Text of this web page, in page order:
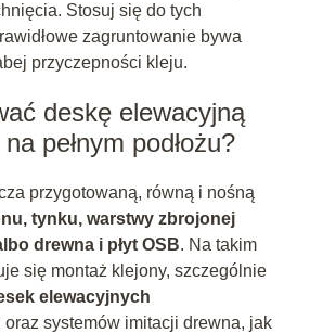
Stosuj się do tych
zagruntowanie bywa
przyczepności kleju.
deskę elewacyjną
pełnym podłożu?
przygotowaną, równą i nośną
tynku, warstwy zbrojonej
drewna i płyt OSB. Na takim
się montaż klejony, szczególnie
elewacyjnych
oraz systemów imitacji drewna, jak